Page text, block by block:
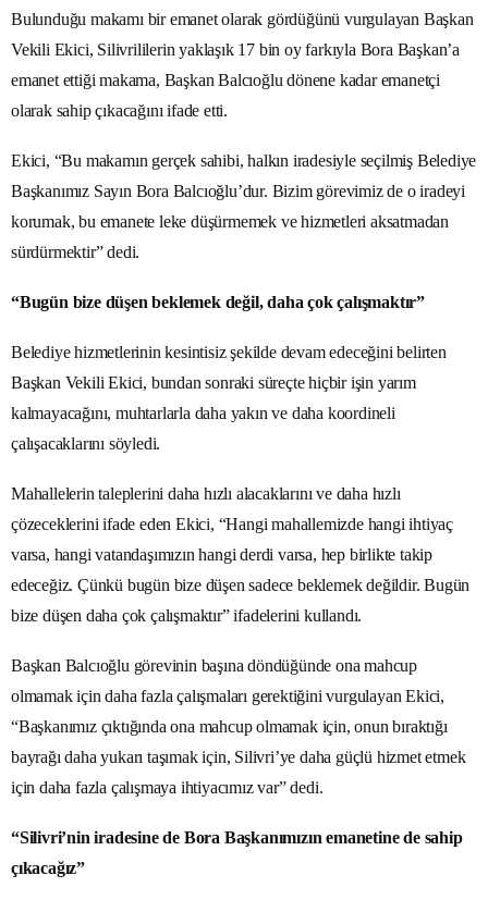
Bulunduğu makamı bir emanet olarak gördüğünü vurgulayan Başkan
Vekili Ekici, Silivrililerin yaklaşık 17 bin oy farkıyla Bora Başkan’a
emanet ettiği makama, Başkan Balcıoğlu dönene kadar emanetçi
olarak sahip çıkacağını ifade etti.
Ekici, “Bu makamın gerçek sahibi, halkın iradesiyle seçilmiş Belediye
Başkanımız Sayın Bora Balcıoğlu’dur. Bizim görevimiz de o iradeyi
korumak, bu emanete leke düşürmemek ve hizmetleri aksatmadan
sürdürmektir” dedi.
“Bugün bize düşen beklemek değil, daha çok çalışmaktır”
Belediye hizmetlerinin kesintisiz şekilde devam edeceğini belirten
Başkan Vekili Ekici, bundan sonraki süreçte hiçbir işin yarım
kalmayacağını, muhtarlarla daha yakın ve daha koordineli
çalışacaklarını söyledi.
Mahallelerin taleplerini daha hızlı alacaklarını ve daha hızlı
çözeceklerini ifade eden Ekici, “Hangi mahallemizde hangi ihtiyaç
varsa, hangi vatandaşımızın hangi derdi varsa, hep birlikte takip
edeceğiz. Çünkü bugün bize düşen sadece beklemek değildir. Bugün
bize düşen daha çok çalışmaktır” ifadelerini kullandı.
Başkan Balcıoğlu görevinin başına döndüğünde ona mahcup
olmamak için daha fazla çalışmaları gerektiğini vurgulayan Ekici,
“Başkanımız çıktığında ona mahcup olmamak için, onun bıraktığı
bayrağı daha yukarı taşımak için, Silivri’ye daha güçlü hizmet etmek
için daha fazla çalışmaya ihtiyacımız var” dedi.
“Silivri’nin iradesine de Bora Başkanımızın emanetine de sahip
çıkacağız”